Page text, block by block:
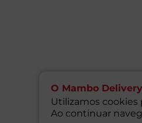
O Mambo
Utilizamos cookies
Ao continuar